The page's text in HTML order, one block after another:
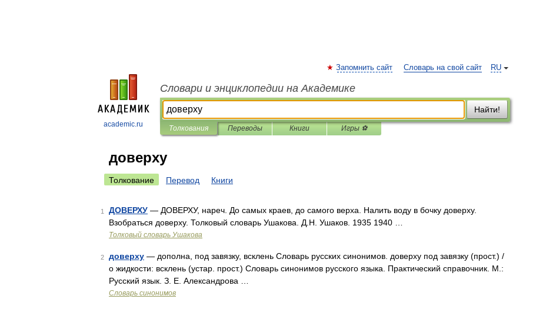
academic.ru
RU
Запомнить сайт Словарь на свой сайт
Словари и энциклопедии на Академике
Найти!
Толкования Переводы Книги Игры ⚽
доверху
Толкование Перевод Книги
1 ДОВЕРХУ — ДОВЕРХУ, нареч. До самых краев, до самого верха. Налить воду в бочку доверху.
Взобраться доверху. Толковый словарь Ушакова. Д.Н. Ушаков. 1935 1940 …
Толковый словарь Ушакова
2 доверху — дополна, под завязку, всклень Словарь русских синонимов. доверху под завязку (прост.) /
о жидкости: всклень (устар. прост.) Словарь синонимов русского языка. Практический справочник. М.:
Русский язык. З. Е. Александрова …
Словарь синонимов